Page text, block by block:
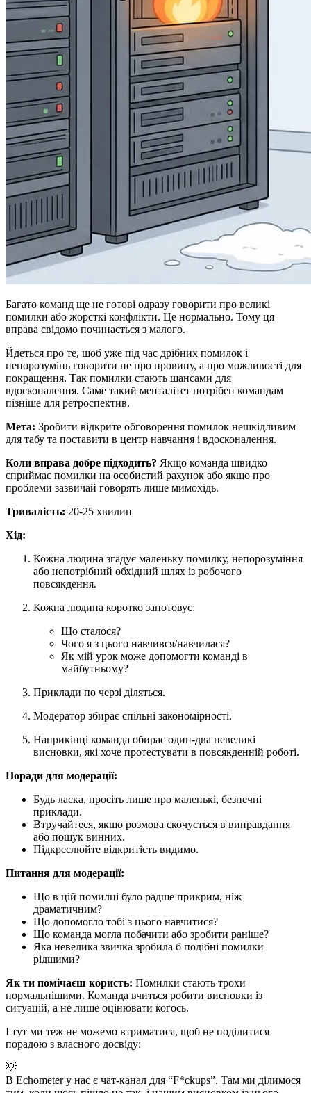
Багато команд ще не готові одразу говорити про великі
помилки або жорсткі конфлікти. Це нормально. Тому ця
вправа свідомо починається з малого.
Йдеться про те, щоб уже під час дрібних помилок і
непорозумінь говорити не про провину, а про можливості для
покращення. Так помилки стають шансами для
вдосконалення. Саме такий менталітет потрібен командам
пізніше для ретроспектив.
Мета: Зробити відкрите обговорення помилок нешкідливим
для табу та поставити в центр навчання і вдосконалення.
Коли вправа добре підходить? Якщо команда швидко
сприймає помилки на особистий рахунок або якщо про
проблеми зазвичай говорять лише мимохідь.
Тривалість: 20-25 хвилин
Хід:
Кожна людина згадує маленьку помилку, непорозуміння
або непотрібний обхідний шлях із робочого
повсякдення.
Кожна людина коротко занотовує:
Що сталося?
Чого я з цього навчився/навчилася?
Як мій урок може допомогти команді в
майбутньому?
Приклади по черзі діляться.
Модератор збирає спільні закономірності.
Наприкінці команда обирає один-два невеликі
висновки, які хоче протестувати в повсякденній роботі.
Поради для модерації:
Будь ласка, просіть лише про маленькі, безпечні
приклади.
Втручайтеся, якщо розмова скочується в виправдання
або пошук винних.
Підкреслюйте відкритість видимо.
Питання для модерації:
Що в цій помилці було радше прикрим, ніж
драматичним?
Що допомогло тобі з цього навчитися?
Що команда могла побачити або зробити раніше?
Яка невелика звичка зробила б подібні помилки
рідшими?
Як ти помічаєш користь: Помилки стають трохи
нормальнішими. Команда вчиться робити висновки із
ситуацій, а не лише оцінювати когось.
І тут ми теж не можемо втриматися, щоб не поділитися
порадою з власного досвіду:
💡
В Echometer у нас є чат-канал для “F*ckups”. Там ми ділимося